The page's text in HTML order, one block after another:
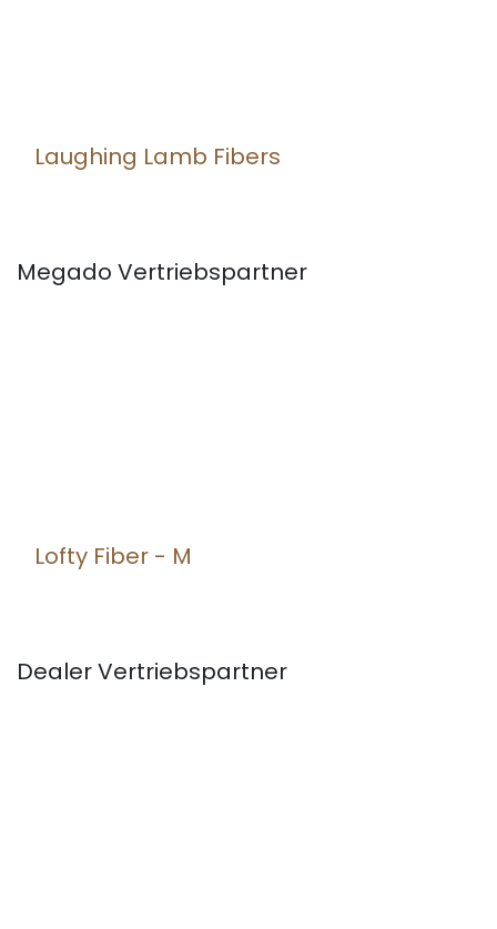
Laughing Lamb Fibers
Megado Vertriebspartner
Lofty Fiber - M
DealerVertriebspartner